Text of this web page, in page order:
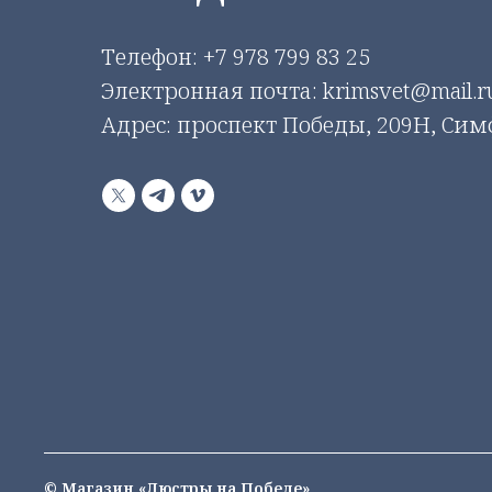
Телефон: +7 978 799 83 25
Электронная почта:
Адрес: проспект Победы, 209Н,